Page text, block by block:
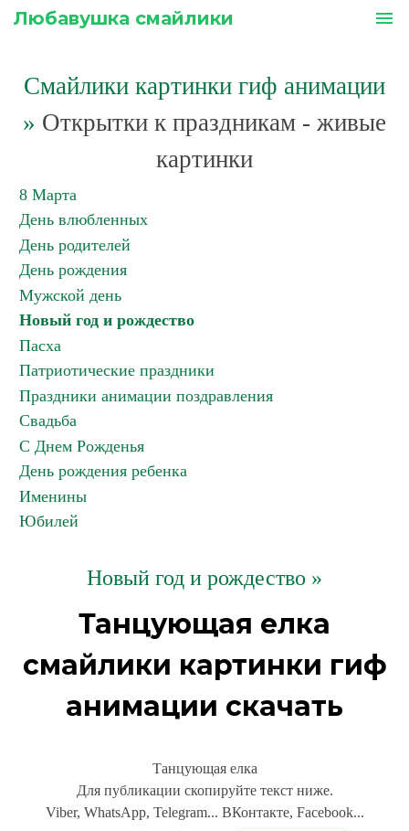
Любавушка смайлики menu
Смайлики картинки гиф анимации
» Открытки к праздникам - живые
картинки
8 Марта
День влюбленных
День родителей
День рождения
Мужской день
Новый год и рождество
Пасха
Патриотические праздники
Праздники анимации поздравления
Свадьба
С Днем Рожденья
День рождения ребенка
Именины
Юбилей
Новый год и рождество »
Танцующая елка
смайлики картинки гиф
анимации скачать
Танцующая елка
Для публикации скопируйте текст ниже.
Viber, WhatsApp, Telegram... ВКонтакте, Facebook...